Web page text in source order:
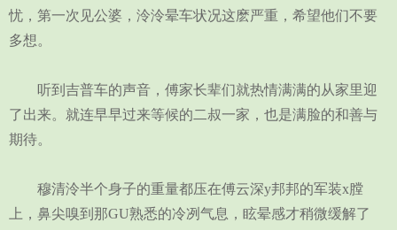
忧，第一次见公婆，泠泠晕车状况这麽严重，希望他们不要
多想。
听到吉普车的声音，傅家长辈们就热情满满的从家里迎
了出来。就连早早过来等候的二叔一家，也是满脸的和善与
期待。
穆清泠半个身子的重量都压在傅云深y邦邦的军装x膛
上，鼻尖嗅到那GU熟悉的冷冽气息，眩晕感才稍微缓解了